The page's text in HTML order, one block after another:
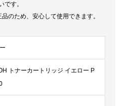
です。
品のため、安心して使用できます。
トナーカートリッジ イエロー P